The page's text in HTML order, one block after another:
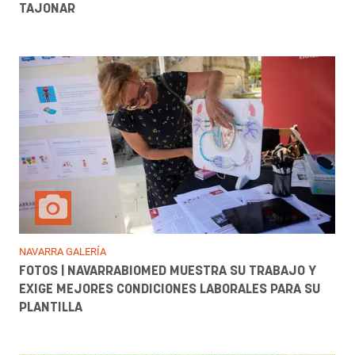
TAJONAR
NAVARRA GALERÍA
FOTOS | NAVARRABIOMED MUESTRA SU TRABAJO Y
EXIGE MEJORES CONDICIONES LABORALES PARA SU
PLANTILLA